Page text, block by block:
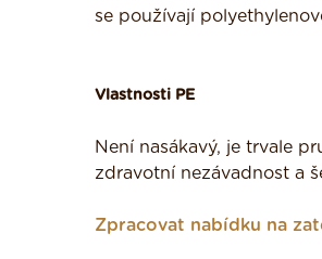
se používají
Vlastnosti PE
Není nasákavý, je trvale
zdravotní nezávadnost a
Zpracovat nabídku na